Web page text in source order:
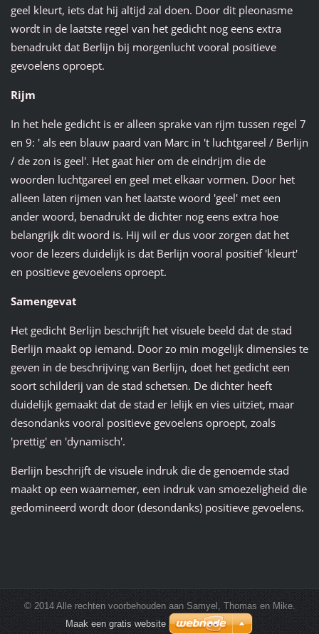
geel kleurt, iets dat hij altijd zal doen. Door dit pleonasme
wordt in de laatste regel van het gedicht nog eens extra
benadrukt dat Berlijn bij morgenlucht vooral positieve
gevoelens oproept.
Rijm
In het hele gedicht is er alleen sprake van rijm tussen regel 7
en 9: ' als een blauw paard van Marc in 't luchtgareel / Berlijn
/ de zon is geel'. Het gaat hier om de eindrijm die de
woorden luchtgareel en geel met elkaar vormen. Door het
alleen laten rijmen van het laatste woord 'geel' met een
ander woord, benadrukt de dichter nog eens extra hoe
belangrijk dit woord is. Hij wil er dus voor zorgen dat het
voor de lezers duidelijk is dat Berlijn vooral positief 'kleurt'
en positieve gevoelens oproept.
Samengevat
Het gedicht Berlijn beschrijft het visuele beeld dat de stad
Berlijn maakt op iemand. Door zo min mogelijk dimensies te
geven in de beschrijving van Berlijn, doet het gedicht een
soort schilderij van de stad schetsen. De dichter heeft
duidelijk gemaakt dat de stad er lelijk en vies uitziet, maar
desondanks vooral positieve gevoelens oproept, zoals
'prettig' en 'dynamisch'.
Berlijn beschrijft de visuele indruk die de genoemde stad
maakt op een waarnemer, een indruk van smoezeligheid die
gedomineerd wordt door (desondanks) positieve gevoelens.
© 2014 Alle rechten voorbehouden aan Samyel, Thomas en Mike.
Maak een gratis website